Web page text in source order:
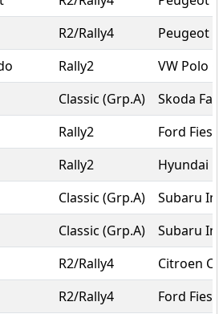
R2/Rally4
Peugeot
Rally2
VW Polo
Classic (Grp.A)
Skoda
Rally2
Ford
Rally2
Hyundai
Classic (Grp.A)
Subaru
Classic (Grp.A)
Subaru
R2/Rally4
Citroen
R2/Rally4
Ford